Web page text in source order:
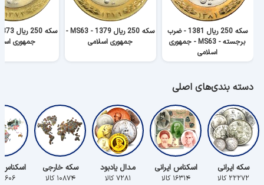
سکه 250 ریال 1381 - ضرب
برجسته - MS63 - جمهوری
اسلامی
سکه 250 ریال 1379 - MS63 -
جمهوری اسلامی
جمهوری
دسته بندی‌های اصلی
سکه ایرانی
۲۲۲۷۲ کالا
اسکناس ایرانی
۱۶۳۱۴ کالا
مدال یادبود
۷۲۸۱ کالا
سکه خارجی
۱۰۸۷۴ کالا ۵۶۰۶ کالا